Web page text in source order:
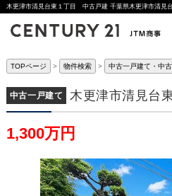
TOPページ 物件検索 中古一戸建て・中
中古一戸建て 木更津市清見台
1,300万円